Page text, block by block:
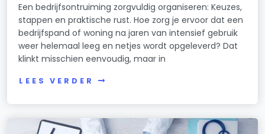
Een bedrijfsontruiming zorgvuldig organiseren: Keuzes,
stappen en praktische rust. Hoe zorg je ervoor dat een
bedrijfspand of woning na jaren van intensief gebruik
weer helemaal leeg en netjes wordt opgeleverd? Dat
klinkt misschien eenvoudig, maar in
LEES VERDER